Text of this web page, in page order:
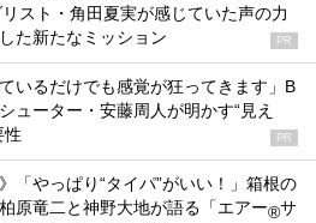
スト・角田夏実が感じていた声の力
た新たなミッション
PR
ているだけでも感覚が狂ってきます」B
ューター・安藤周人が明かす“見え
性
PR
「やっぱり“タイパ”がいい！」箱根の
原竜二と神野大地が語る「エアー®サ